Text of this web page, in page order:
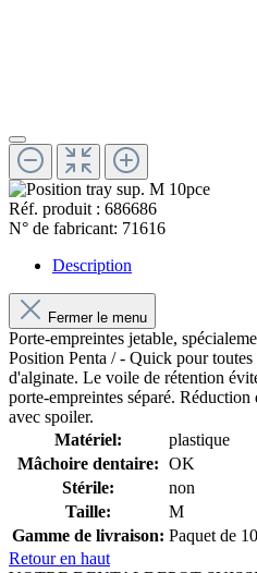
Réf. produit : 686686
N° de fabricant: 71616
Description
Fermer le menu
Porte-empreintes jetable,
Position Penta / - Quick pour
d'alginate. Le voile de rétention
porte-empreintes séparé. Réduction
avec spoiler.
Matériel:
plastique
Mâchoire dentaire: OK
Stérile:
non
Taille:
M
Gamme de livraison: Paquet de
Retour en haut